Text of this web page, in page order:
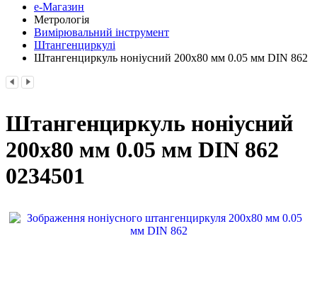
е-Магазин
Метрологія
Вимірювальний інструмент
Штангенциркулі
Штангенциркуль ноніусний 200x80 мм 0.05 мм DIN 862
Штангенциркуль ноніусний
200x80 мм 0.05 мм DIN 862
0234501